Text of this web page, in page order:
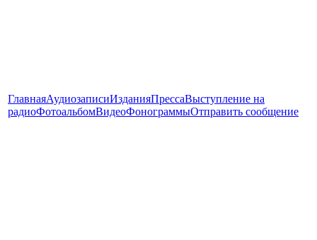
ГлавнаяАудиозаписиИзданияПрессаВыступление на
радиоФотоальбомВидеоФонограммыОтправить сообщение